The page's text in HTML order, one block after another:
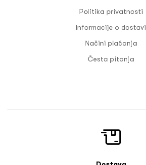
Politika privatnosti
Informacije o dostavi
Načini plaćanja
Česta pitanja